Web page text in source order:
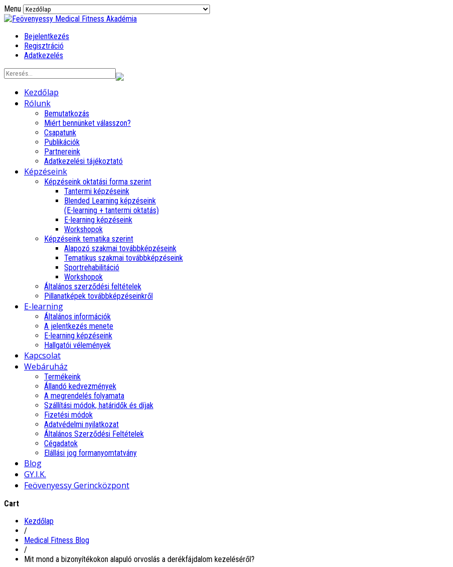
Menu
Bejelentkezés
Regisztráció
Adatkezelés
Kezdőlap
Rólunk
Bemutatkozás
Miért bennünket válasszon?
Csapatunk
Publikációk
Partnereink
Adatkezelési tájékoztató
Képzéseink
Képzéseink oktatási forma szerint
Tantermi képzéseink
Blended Learning képzéseink
(E-learning + tantermi oktatás)
E-learning képzéseink
Workshopok
Képzéseink tematika szerint
Alapozó szakmai továbbképzéseink
Tematikus szakmai továbbképzéseink
Sportrehabilitáció
Workshopok
Általános szerződési feltételek
Pillanatképek továbbképzéseinkről
E-learning
Általános információk
A jelentkezés menete
E-learning képzéseink
Hallgatói vélemények
Kapcsolat
Webáruház
Termékeink
Állandó kedvezmények
A megrendelés folyamata
Szállítási módok, határidők és díjak
Fizetési módok
Adatvédelmi nyilatkozat
Általános Szerződési Feltételek
Cégadatok
Elállási jog formanyomtatvány
Blog
GY.I.K.
Feövenyessy Gerincközpont
Cart
Kezdőlap
/
Medical Fitness Blog
/
Mit mond a bizonyítékokon alapuló orvoslás a derékfájdalom kezeléséről?